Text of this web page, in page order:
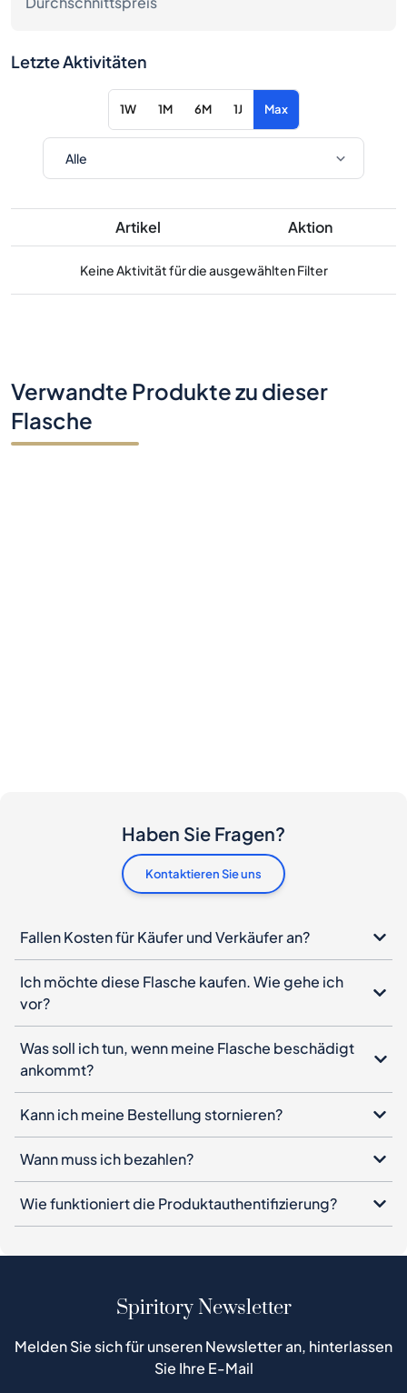
Letzte Aktivitäten
1W 1M 6M 1J Max
Artikel Aktion
Keine Aktivität für die ausgewählten Filter
Verwandte Produkte zu dieser
Flasche
Haben Sie Fragen?
Kontaktieren Sie uns
Fallen Kosten für Käufer und Verkäufer an?
Ich möchte diese Flasche kaufen. Wie gehe ich
vor?
Was soll ich tun, wenn meine Flasche beschädigt
ankommt?
Kann ich meine Bestellung stornieren?
Wann muss ich bezahlen?
Wie funktioniert die Produktauthentifizierung?
Spiritory Newsletter
Melden Sie sich für unseren Newsletter an, hinterlassen
Sie Ihre E-Mail